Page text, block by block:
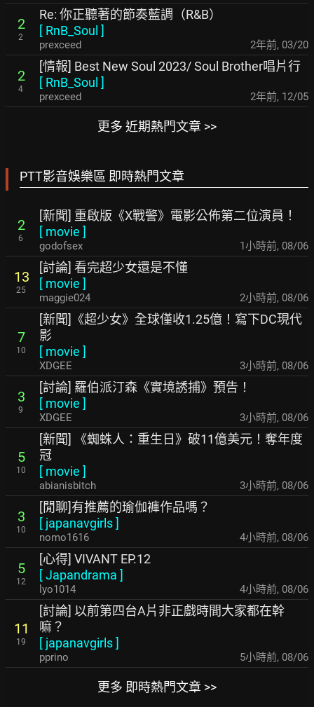
2
2
Re: 你正聽著的節奏藍調（R&B）
[ RnB_Soul ]
prexceed 2年前, 03/20
2
4
[情報] Best New Soul 2023/ Soul Brother唱片行
[ RnB_Soul ]
prexceed 2年前, 12/05
更多 近期熱門文章 >>
PTT影音娛樂區 即時熱門文章
2
6
[新聞] 重啟版《X戰警》電影公佈第二位演員！
[ movie ]
godofsex 1小時前, 08/06
13
25
[討論] 看完超少女還是不懂
[ movie ]
maggie024 2小時前, 08/06
7
10
[新聞]《超少女》全球僅收1.25億！寫下DC現代
影
[ movie ]
XDGEE 3小時前, 08/06
3
9
[討論] 羅伯派汀森《實境誘捕》預告！
[ movie ]
XDGEE 3小時前, 08/06
5
10
[新聞] 《蜘蛛人：重生日》破11億美元！奪年度
冠
[ movie ]
abianisbitch 3小時前, 08/06
3
10
[閒聊]有推薦的瑜伽褲作品嗎？
[ japanavgirls]
nomo1616 4小時前, 08/06
5
12
[心得] VIVANT EP.12
[Japandrama ]
lyo1014 4小時前, 08/06
11
19
[討論] 以前第四台A片非正戲時間大家都在幹
嘛？
[ japanavgirls]
pprino 5小時前, 08/06
更多 即時熱門文章 >>